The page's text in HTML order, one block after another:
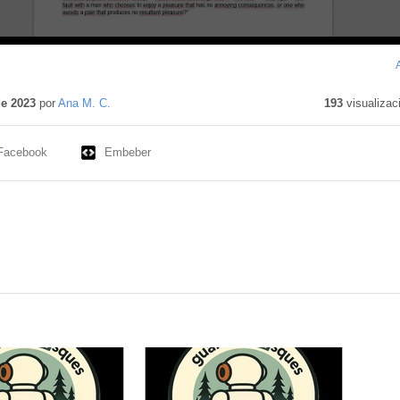
2023por Ana M. C. 193
Embeber